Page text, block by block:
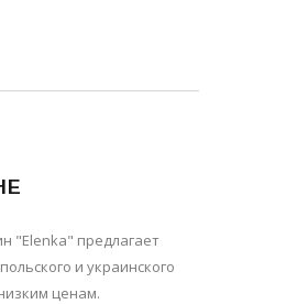
"Elenka" предлагает
и украинского
ценам.